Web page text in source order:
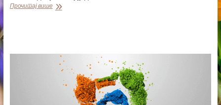
Прочитај вишеНАЈБОЉЕ
ВОЈВОДИНИ